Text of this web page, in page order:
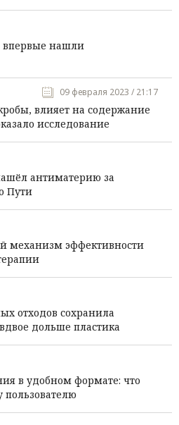
впервые нашли
09 февраля 2023 / 21:17
влияет на содержание
исследование
антиматерию за
Пути
механизм эффективности
отходов сохранила
дольше пластика
в удобном формате: что